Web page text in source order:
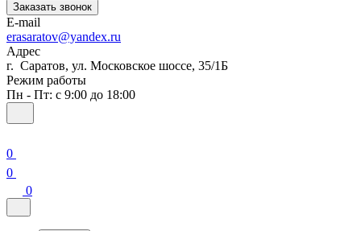
Заказать звонок
E-mail
erasaratov@yandex.ru
Адрес
г. Саратов, ул. Московское шоссе, 35/1Б
Режим работы
Пн - Пт: с 9:00 до 18:00
0
0
0